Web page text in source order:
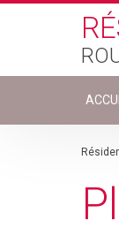
Skip to main